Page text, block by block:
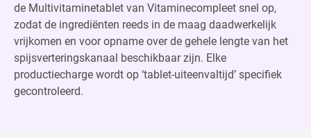
de Multivitaminetablet van Vitaminecompleet snel op,
zodat de ingrediënten reeds in de maag daadwerkelijk
vrijkomen en voor opname over de gehele lengte van het
spijsverteringskanaal beschikbaar zijn. Elke
productiecharge wordt op ‘tablet-uiteenvaltijd’ specifiek
gecontroleerd.